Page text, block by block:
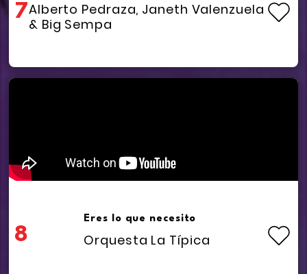
7Alberto Pedraza, Janeth Valenzuela
& Big Sempa
8
Eres lo que necesito
Orquesta La Típica